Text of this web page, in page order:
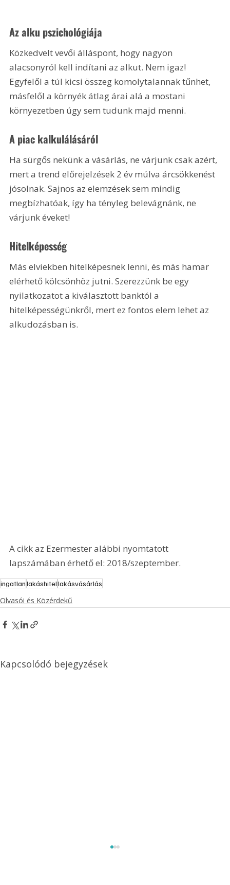
Az alku pszichológiája
Közkedvelt vevői álláspont, hogy nagyon
alacsonyról kell indítani az alkut. Nem igaz!
Egyfelől a túl kicsi összeg komolytalannak tűnhet,
másfelől a környék átlag árai alá a mostani
környezetben úgy sem tudunk majd menni.
A piac kalkulálásáról
Ha sürgős nekünk a vásárlás, ne várjunk csak azért,
mert a trend előrejelzések 2 év múlva árcsökkenést
jósolnak. Sajnos az elemzések sem mindig
megbízhatóak, így ha tényleg belevágnánk, ne
várjunk éveket!
Hitelképesség
Más elviekben hitelképesnek lenni, és más hamar
elérhető kölcsönhöz jutni. Szerezzünk be egy
nyilatkozatot a kiválasztott banktól a
hitelképességünkről, mert ez fontos elem lehet az
alkudozásban is.
A cikk az Ezermester alábbi nyomtatott
lapszámában érhető el: 2018/szeptember.
ingatlanlakáshitellakásvásárlás
Olvasói és Közérdekű
Kapcsolódó bejegyzések